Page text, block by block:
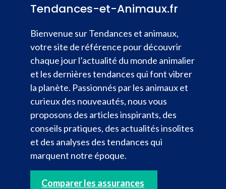
Tendances-et-Animaux.fr
Bienvenue sur Tendances et animaux,
votre site de référence pour découvrir
chaque jour l’actualité du monde animalier
et les dernières tendances qui font vibrer
la planète. Passionnés par les animaux et
curieux des nouveautés, nous vous
proposons des articles inspirants, des
conseils pratiques, des actualités insolites
et des analyses des tendances qui
marquent notre époque.
Comparer les assurances